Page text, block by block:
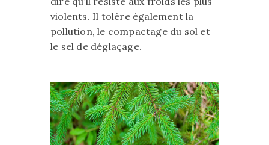
violents. Il tolère également la
pollution, le compactage du sol et
le sel de déglaçage.